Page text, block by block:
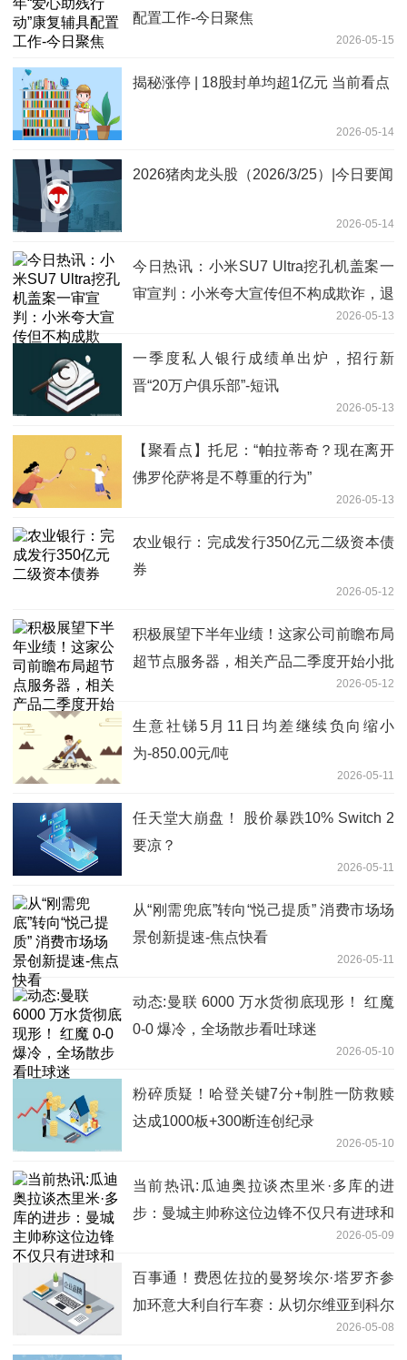
配置工作-今日聚焦
2026-05-15
揭秘涨停 | 18股封单均超1亿元 当前看点
2026-05-14
2026猪肉龙头股（2026/3/25）|今日要闻
2026-05-14
今日热讯：小米SU7 Ultra挖孔机盖案一
审宣判：小米夸大宣传但不构成欺诈，退
2026-05-13
一季度私人银行成绩单出炉，招行新
晋“20万户俱乐部”-短讯
2026-05-13
【聚看点】托尼：“帕拉蒂奇？现在离开
佛罗伦萨将是不尊重的行为”
2026-05-13
农业银行：完成发行350亿元二级资本债
券
2026-05-12
积极展望下半年业绩！这家公司前瞻布局
超节点服务器，相关产品二季度开始小批
2026-05-12
生意社锑5月11日均差继续负向缩小
为-850.00元/吨
2026-05-11
任天堂大崩盘！ 股价暴跌10% Switch 2
要凉？
2026-05-11
从“刚需兜底”转向“悦己提质” 消费市场场
景创新提速-焦点快看
2026-05-11
动态:曼联 6000 万水货彻底现形！ 红魔
0-0 爆冷，全场散步看吐球迷
2026-05-10
粉碎质疑！哈登关键7分+制胜一防救赎
达成1000板+300断连创纪录
2026-05-10
当前热讯:瓜迪奥拉谈杰里米·多库的进
步：曼城主帅称这位边锋不仅只有进球和
2026-05-09
百事通！费恩佐拉的曼努埃尔·塔罗齐参
加环意大利自行车赛：从切尔维亚到科尔
2026-05-08